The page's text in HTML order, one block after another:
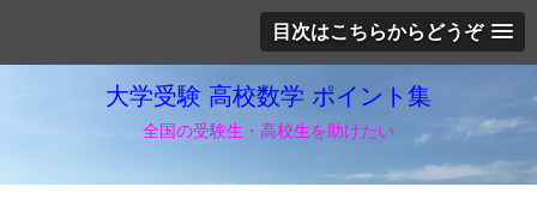
目次はこちらからどうぞ
大学受験 高校数学 ポイント集
全国の受験生・高校生を助けたい